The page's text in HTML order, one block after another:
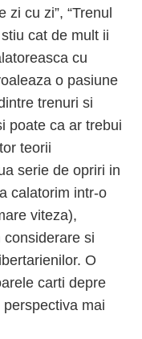
cu zi”, “Trenul
cat de mult ii
cu
o pasiune
trenuri si
poate ca ar trebui
teorii
serie de opriri in
calatorim intr-o
viteza),
si
O
carti depre
mai